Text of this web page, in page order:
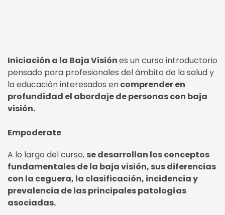
Iniciación a la Baja Visiónes un curso introductorio
pensado para profesionales del ámbito de la salud y
la educación interesados encomprender en
profundidad el abordaje de personas con baja
visión.
Empoderate
A lo largo del curso, se desarrollan los conceptos
fundamentales de la baja visión, sus diferencias
con la ceguera, la clasificación, incidencia y
prevalencia de las principales patologías
asociadas.